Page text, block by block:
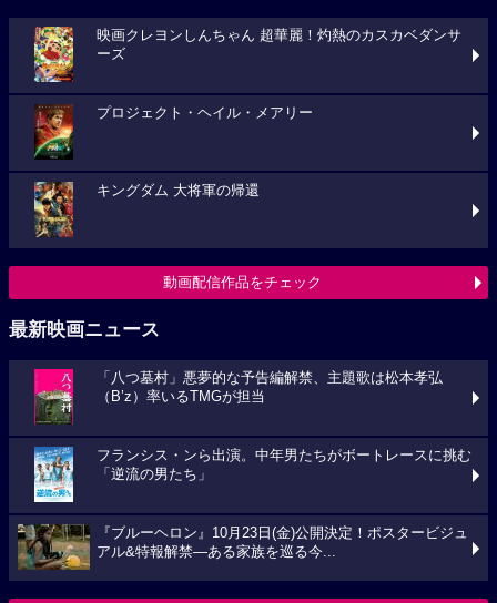
映画クレヨンしんちゃん 超華麗！灼熱のカスカベダンサ
ーズ
プロジェクト・ヘイル・メアリー
キングダム 大将軍の帰還
動画配信作品をチェック
最新映画ニュース
「八つ墓村」悪夢的な予告編解禁、主題歌は松本孝弘
（B’z）率いるTMGが担当
フランシス・ンら出演。中年男たちがボートレースに挑む
「逆流の男たち」
『ブルーヘロン』10月23日(金)公開決定！ポスタービジュ
アル&特報解禁―ある家族を巡る今...